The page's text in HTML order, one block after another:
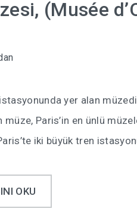
(Musée
yer alan
Paris’in en ünlü
iki büyük tren
OKU